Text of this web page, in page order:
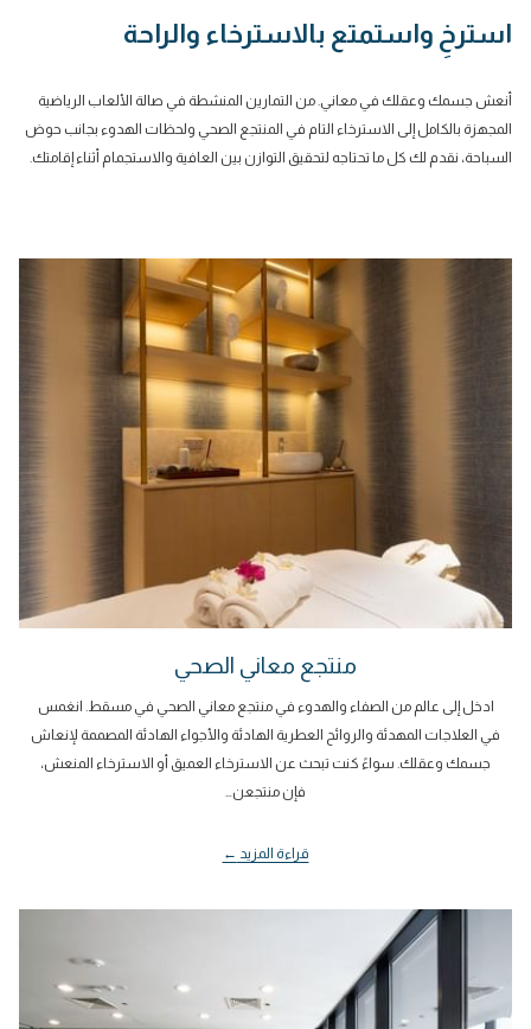
إلى
المحتوى
أعلاه
استرخِ واستمتع بالاسترخاء والراحة
أنعش جسمك وعقلك في معاني. من التمارين المنشطة في صالة الألعاب الرياضية
المجهزة بالكامل إلى الاسترخاء التام في المنتجع الصحي ولحظات الهدوء بجانب حوض
السباحة، نقدم لك كل ما تحتاجه لتحقيق التوازن بين العافية والاستجمام أثناء إقامتك.
منتجع معاني الصحي
ادخل إلى عالم من الصفاء والهدوء في منتجع معاني الصحي في مسقط. انغمس
في العلاجات المهدئة والروائح العطرية الهادئة والأجواء الهادئة المصممة لإنعاش
جسمك وعقلك. سواءً كنت تبحث عن الاسترخاء العميق أو الاسترخاء المنعش،
فإن منتجعن…
قراءة المزيد